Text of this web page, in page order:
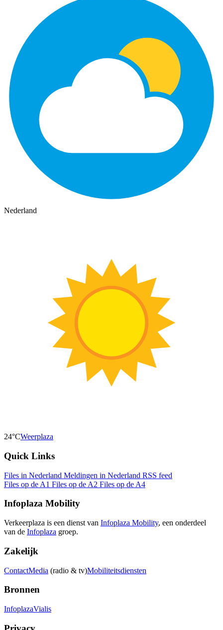
Nederland
24°CWeerplaza
Quick Links
Files in Nederland Meldingen in Nederland RSS feed
Files op de A1 Files op de A2 Files op de A4
Infoplaza Mobility
Verkeerplaza is een dienst van Infoplaza Mobility, een onderdeel
van de Infoplaza groep.
Zakelijk
ContactMedia (radio & tv)Mobiliteitsdiensten
Bronnen
InfoplazaVialis